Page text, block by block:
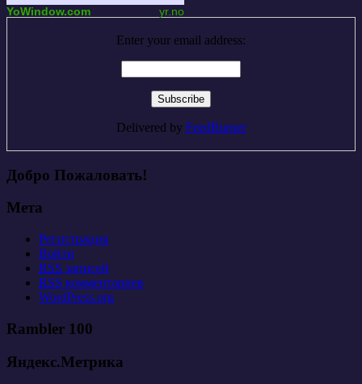
YoWindow.com yr.no
Enter your email address:
Delivered by FeedBurner
Добро Пожаловать!
Мета
Регистрация
Войти
RSS записей
RSS комментариев
WordPress.org
Rambler 100
Яндекс.Метрика